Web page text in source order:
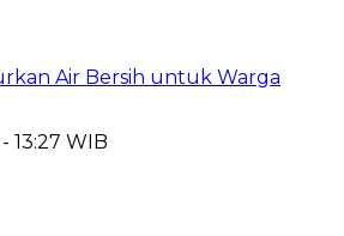
Air Bersih untuk Warga
13:27 WIB